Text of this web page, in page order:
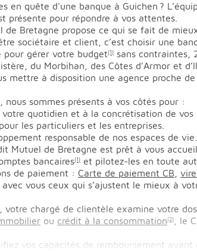
quête d'une banque à Guichen ?
présente pour répondre à vos attentes.
Bretagne propose ce qui se fait de
sociétaire et client, c’est choisir une
pour gérer votre budget(1) sans contraintes,
du Morbihan, des Côtes d’Armor et
mettre à disposition une agence proche
sommes présents à vos côtés pour :
quotidien et à la concrétisation de vos
les particuliers et les entreprises.
responsable de nos espaces de vie.
Mutuel de Bretagne est prêt à vous
bancaires(1) et pilotez-les en toute
de paiement : Carte de paiement CB
avec vous ceux qui s’ajustent le mieux à
votre chargé de clientèle examine votre
ou crédit à la consommation(2)
, le
vos capacités de remboursement avant